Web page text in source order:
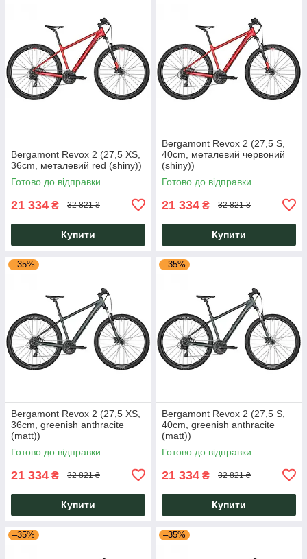
Bergamont Revox 2 (27,5 XS,
36cm, металевий red (shiny))
Готово до відправки
21 334 ₴ 32 821 ₴
Купити
Bergamont Revox 2 (27,5 S,
40cm, металевий червоний
(shiny))
Готово до відправки
21 334 ₴ 32 821 ₴
Купити
–35%
Bergamont Revox 2 (27,5 XS,
36cm, greenish anthracite
(matt))
Готово до відправки
21 334 ₴ 32 821 ₴
Купити
–35%
Bergamont Revox 2 (27,5 S,
40cm, greenish anthracite
(matt))
Готово до відправки
21 334 ₴ 32 821 ₴
Купити
–35% –35%